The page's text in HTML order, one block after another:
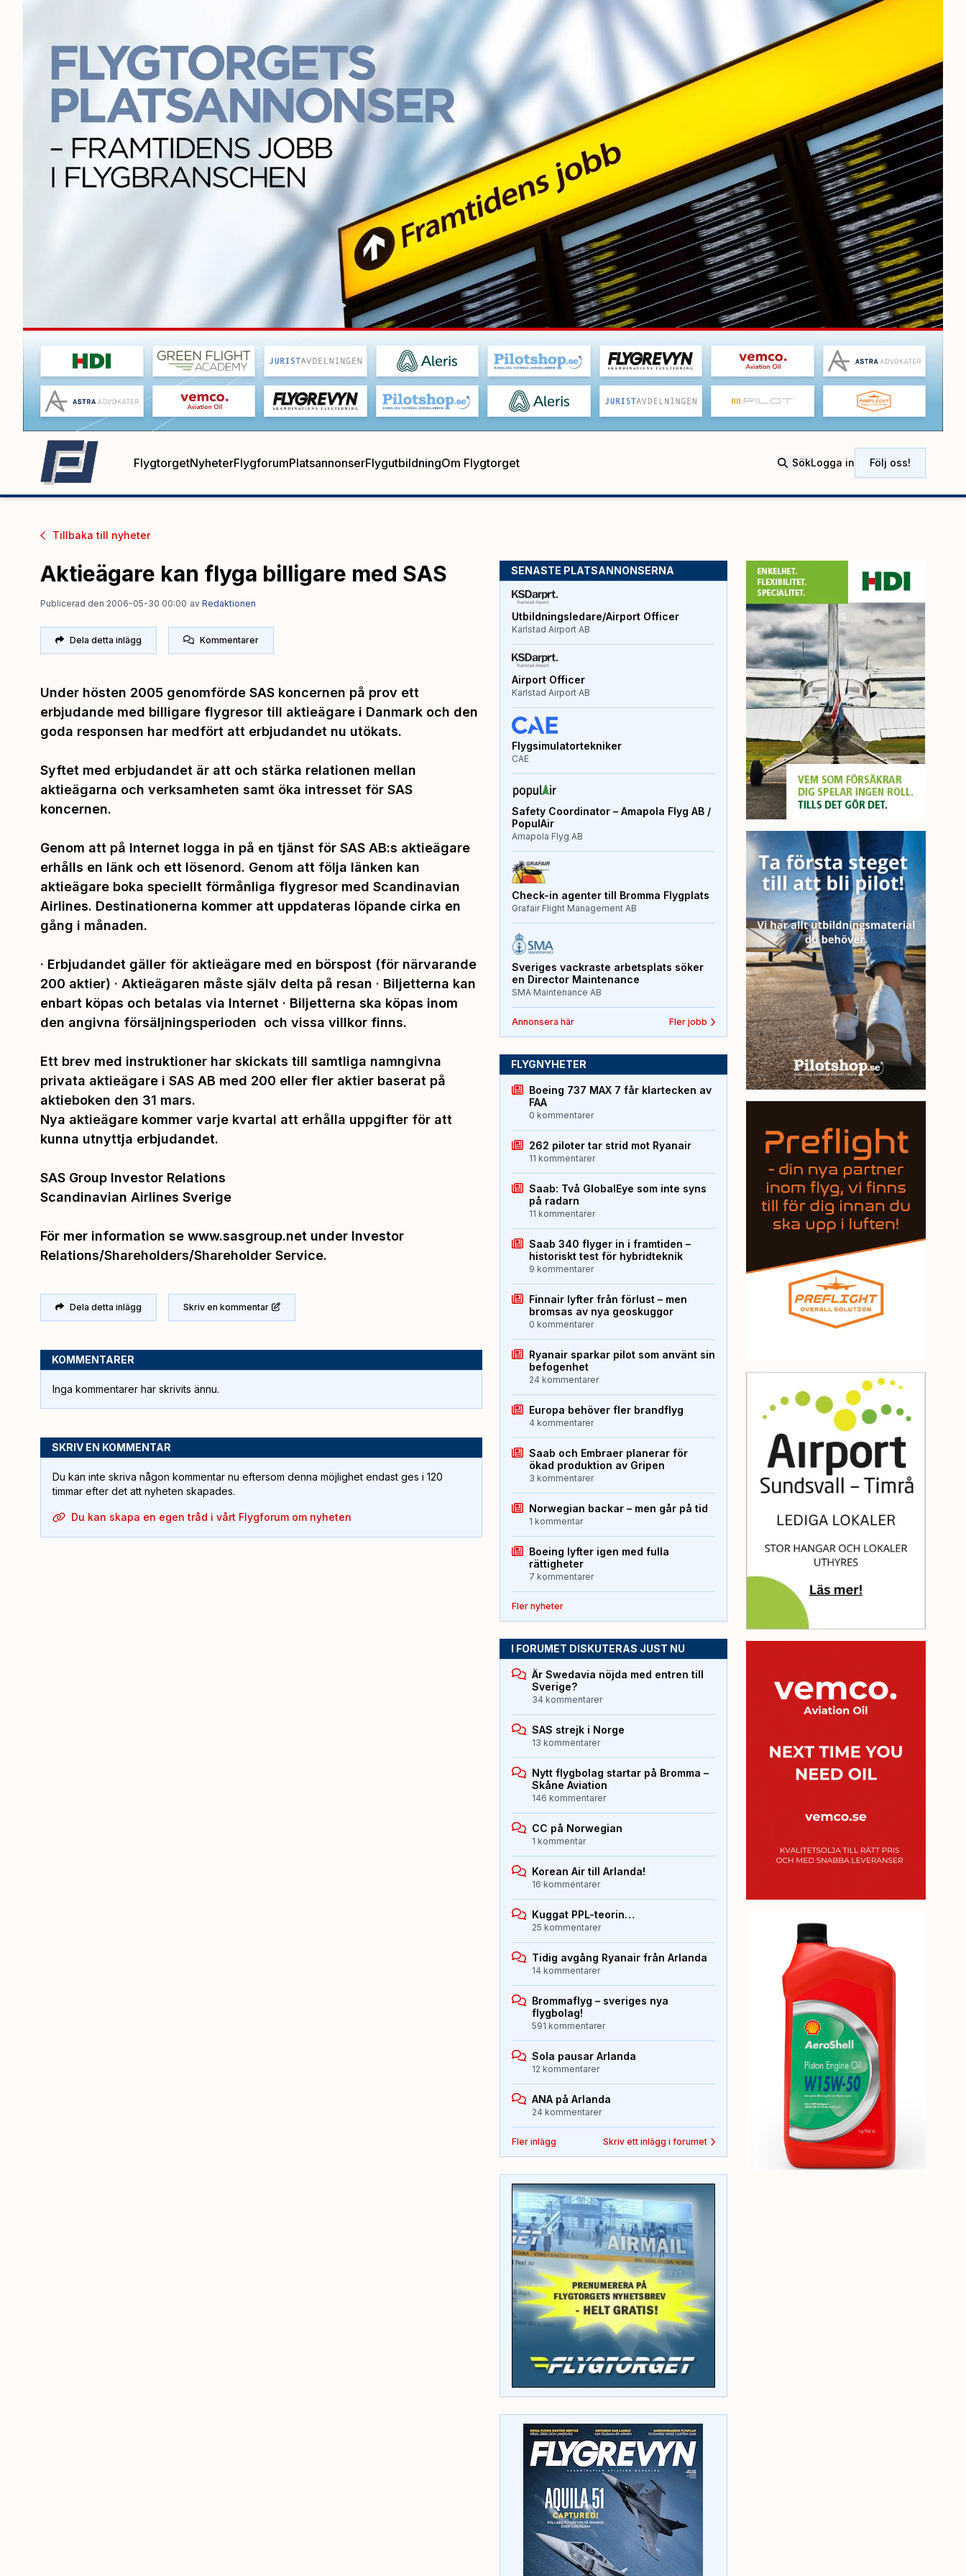
FlygtorgetNyheterFlygforumPlatsannonserFlygutbildningOm Flygtorget SökLogga in Följ oss!
Tillbaka till nyheter
Aktieägare kan flyga billigare med SAS
Publicerad den 2006-05-30 00:00 av Redaktionen
Dela detta inlägg Kommentarer
Under hösten 2005 genomförde SAS koncernen på prov ett
erbjudande med billigare flygresor till aktieägare i Danmark och den
goda responsen har medfört att erbjudandet nu utökats.
Syftet med erbjudandet är att och stärka relationen mellan
aktieägarna och verksamheten samt öka intresset för SAS
koncernen.
Genom att på Internet logga in på en tjänst för SAS AB:s aktieägare
erhålls en länk och ett lösenord. Genom att följa länken kan
aktieägare boka speciellt förmånliga flygresor med Scandinavian
Airlines. Destinationerna kommer att uppdateras löpande cirka en
gång i månaden.
· Erbjudandet gäller för aktieägare med en börspost (för närvarande
200 aktier) · Aktieägaren måste själv delta på resan · Biljetterna kan
enbart köpas och betalas via Internet · Biljetterna ska köpas inom
den angivna försäljningsperioden och vissa villkor finns.
Ett brev med instruktioner har skickats till samtliga namngivna
privata aktieägare i SAS AB med 200 eller fler aktier baserat på
aktieboken den 31 mars.
Nya aktieägare kommer varje kvartal att erhålla uppgifter för att
kunna utnyttja erbjudandet.
SAS Group Investor Relations
Scandinavian Airlines Sverige
För mer information se www.sasgroup.net under Investor
Relations/Shareholders/Shareholder Service.
Dela detta inlägg Skriv en kommentar
KOMMENTARER
Inga kommentarer har skrivits ännu.
SKRIV EN KOMMENTAR
Du kan inte skriva någon kommentar nu eftersom denna möjlighet endast ges i 120
timmar efter det att nyheten skapades.
Du kan skapa en egen tråd i vårt Flygforum om nyheten
SENASTE PLATSANNONSERNA
Utbildningsledare/Airport Officer
Karlstad Airport AB
Airport Officer
Karlstad Airport AB
Flygsimulatortekniker
CAE
Safety Coordinator – Amapola Flyg AB /
PopulAir
Amapola Flyg AB
Check-in agenter till Bromma Flygplats
Grafair Flight Management AB
Sveriges vackraste arbetsplats söker
en Director Maintenance
SMA Maintenance AB
Annonsera här Fler jobb
FLYGNYHETER
Boeing 737 MAX 7 får klartecken av
FAA
0 kommentarer
262 piloter tar strid mot Ryanair
11 kommentarer
Saab: Två GlobalEye som inte syns
på radarn
11 kommentarer
Saab 340 flyger in i framtiden –
historiskt test för hybridteknik
9 kommentarer
Finnair lyfter från förlust – men
bromsas av nya geoskuggor
0 kommentarer
Ryanair sparkar pilot som använt sin
befogenhet
24 kommentarer
Europa behöver fler brandflyg
4 kommentarer
Saab och Embraer planerar för
ökad produktion av Gripen
3 kommentarer
Norwegian backar – men går på tid
1 kommentar
Boeing lyfter igen med fulla
rättigheter
7 kommentarer
Fler nyheter
I FORUMET DISKUTERAS JUST NU
Är Swedavia nöjda med entren till
Sverige?
34 kommentarer
SAS strejk i Norge
13 kommentarer
Nytt flygbolag startar på Bromma –
Skåne Aviation
146 kommentarer
CC på Norwegian
1 kommentar
Korean Air till Arlanda!
16 kommentarer
Kuggat PPL-teorin…
25 kommentarer
Tidig avgång Ryanair från Arlanda
14 kommentarer
Brommaflyg – sveriges nya
flygbolag!
591 kommentarer
Sola pausar Arlanda
12 kommentarer
ANA på Arlanda
24 kommentarer
Fler inlägg Skriv ett inlägg i forumet